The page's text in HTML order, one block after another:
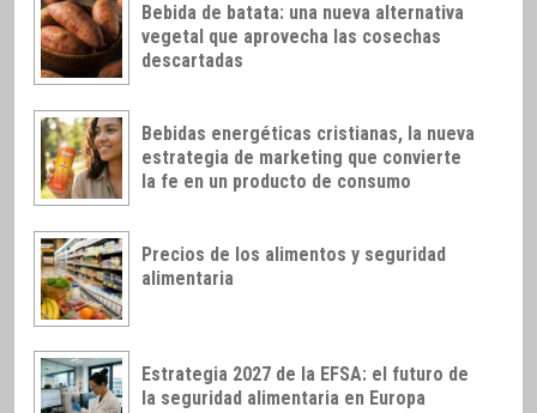
Bebida de batata: una nueva alternativa
vegetal que aprovecha las cosechas
descartadas
Bebidas energéticas cristianas, la nueva
estrategia de marketing que convierte
la fe en un producto de consumo
Precios de los alimentos y seguridad
alimentaria
Estrategia 2027 de la EFSA: el futuro de
la seguridad alimentaria en Europa